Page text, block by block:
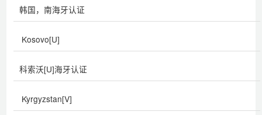
韩国，南海牙认证
Kosovo[U]
科索沃[U]海牙认证
Kyrgyzstan[V]